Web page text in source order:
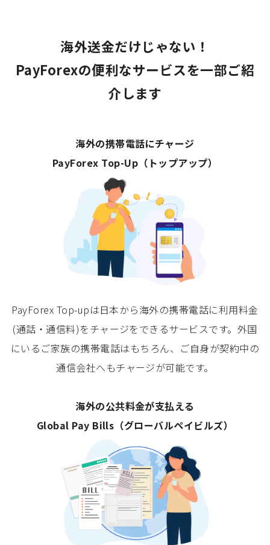
海外送金だけじゃない！
PayForexの便利なサービスを一部ご紹
介します
海外の携帯電話にチャージ
PayForex Top-Up（トップアップ）
PayForex Top-upは日本から海外の携帯電話に利用料金
(通話・通信料)をチャージをできるサービスです。外国
にいるご家族の携帯電話はもちろん、ご自身が契約中の
通信会社へもチャージが可能です。
海外の公共料金が支払える
Global Pay Bills（グローバルペイビルズ）